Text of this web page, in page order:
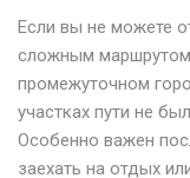
Если вы не можете
сложным
промежуточном
участках пути не
Особенно важен
заехать на отдых